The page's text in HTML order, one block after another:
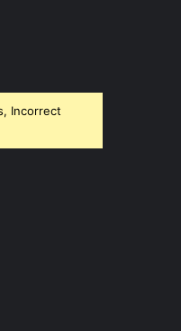
Incorrect